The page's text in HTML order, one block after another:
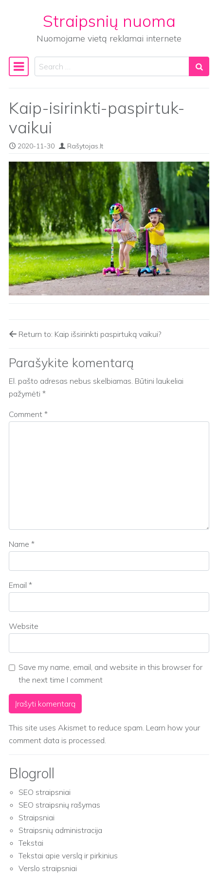
Straipsnių nuoma
Nuomojame vietą reklamai internete
Main Navigation
Search
Kaip-isirinkti-paspirtuk-
vaikui
2020-11-30 Rašytojas.lt
Return to: Kaip išsirinkti paspirtuką vaikui?
Parašykite komentarą
El. pašto adresas nebus skelbiamas. Būtini laukeliai
pažymėti *
Comment *
Name *
Email *
Website
Save my name, email, and website in this browser for
the next time I comment
This site uses Akismet to reduce spam. Learn how your
comment data is processed.
Blogroll
SEO straipsniai
SEO straipsnių rašymas
Straipsniai
Straipsnių administracija
Tekstai
Tekstai apie verslą ir pirkinius
Verslo straipsniai